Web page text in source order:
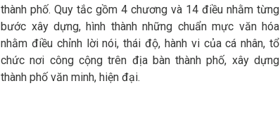
thành phố. Quy tắc gồm 4 chương và 14 điều nhằm từng
bước xây dựng, hình thành những chuẩn mực văn hóa
nhằm điều chỉnh lời nói, thái độ, hành vi của cá nhân, tổ
chức nơi công cộng trên địa bàn thành phố, xây dựng
thành phố văn minh, hiện đại.